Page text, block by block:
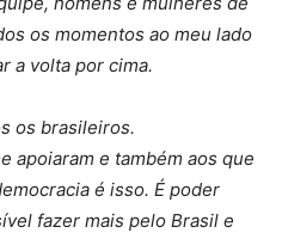
os momentos ao meu lado
a volta por cima.
os brasileiros.
apoiaram e também aos que
é isso. É poder
fazer mais pelo Brasil e